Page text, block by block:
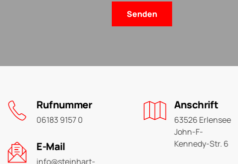
Rufnummer
06183 9157 0
E-Mail
info@steinhart-
Anschrift
63526 Erlensee
John-F-
Kennedy-Str. 6